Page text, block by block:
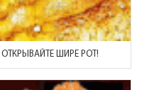
ШИРЕ РОТ!